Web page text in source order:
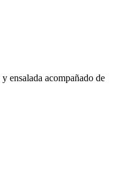
ensalada acompañado de